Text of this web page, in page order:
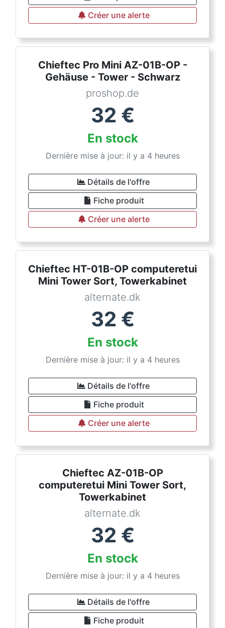
Créer une alerte
Chieftec Pro Mini AZ-01B-OP -
Gehäuse - Tower - Schwarz
proshop.de
32 €
En stock
Dernière mise à jour: il y a 4 heures
Détails de l'offre
Fiche produit
Créer une alerte
Chieftec HT-01B-OP computeretui
Mini Tower Sort, Towerkabinet
alternate.dk
32 €
En stock
Dernière mise à jour: il y a 4 heures
Détails de l'offre
Fiche produit
Créer une alerte
Chieftec AZ-01B-OP
computeretui Mini Tower Sort,
Towerkabinet
alternate.dk
32 €
En stock
Dernière mise à jour: il y a 4 heures
Détails de l'offre
Fiche produit